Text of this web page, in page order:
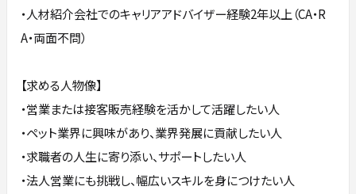
・人材紹介会社でのキャリアアドバイザー経験2年以上（CA・R
A・両面不問）
【求める人物像】
・営業または接客販売経験を活かして活躍したい人
・ペット業界に興味があり、業界発展に貢献したい人
・求職者の人生に寄り添い、サポートしたい人
・法人営業にも挑戦し、幅広いスキルを身につけたい人